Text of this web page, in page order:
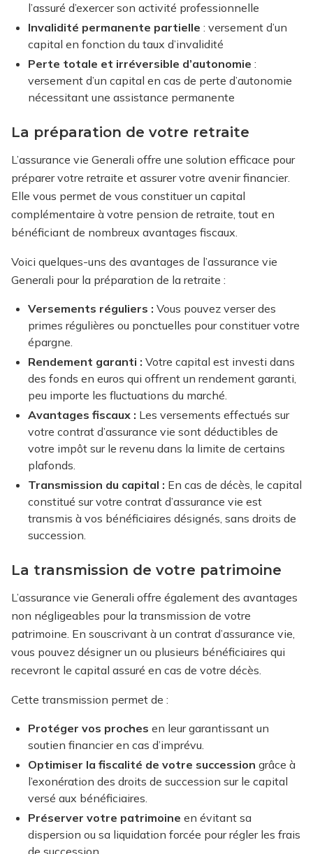
l’assuré d’exercer son activité professionnelle
Invalidité permanente partielle : versement d’un
capital en fonction du taux d’invalidité
Perte totale et irréversible d’autonomie :
versement d’un capital en cas de perte d’autonomie
nécessitant une assistance permanente
La préparation de votre retraite
L’assurance vie Generali offre une solution efficace pour
préparer votre retraite et assurer votre avenir financier.
Elle vous permet de vous constituer un capital
complémentaire à votre pension de retraite, tout en
bénéficiant de nombreux avantages fiscaux.
Voici quelques-uns des avantages de l’assurance vie
Generali pour la préparation de la retraite :
Versements réguliers : Vous pouvez verser des
primes régulières ou ponctuelles pour constituer votre
épargne.
Rendement garanti : Votre capital est investi dans
des fonds en euros qui offrent un rendement garanti,
peu importe les fluctuations du marché.
Avantages fiscaux : Les versements effectués sur
votre contrat d’assurance vie sont déductibles de
votre impôt sur le revenu dans la limite de certains
plafonds.
Transmission du capital : En cas de décès, le capital
constitué sur votre contrat d’assurance vie est
transmis à vos bénéficiaires désignés, sans droits de
succession.
La transmission de votre patrimoine
L’assurance vie Generali offre également des avantages
non négligeables pour la transmission de votre
patrimoine. En souscrivant à un contrat d’assurance vie,
vous pouvez désigner un ou plusieurs bénéficiaires qui
recevront le capital assuré en cas de votre décès.
Cette transmission permet de :
Protéger vos proches en leur garantissant un
soutien financier en cas d’imprévu.
Optimiser la fiscalité de votre succession grâce à
l’exonération des droits de succession sur le capital
versé aux bénéficiaires.
Préserver votre patrimoine en évitant sa
dispersion ou sa liquidation forcée pour régler les frais
de succession.